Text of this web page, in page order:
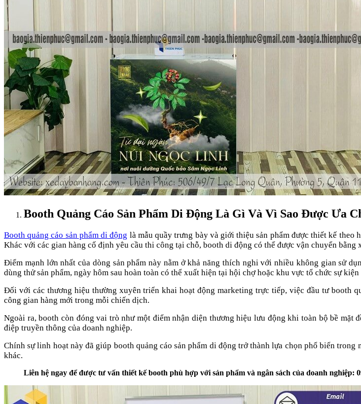
Booth Quảng Cáo Sản Phẩm Di Động Là Gì Và Vì Sao Được Ưa
Booth quảng cáo sản phẩm di động là mẫu quầy trưng bày và giới thiệu sản phẩm được thiết kế theo
Khác với các gian hàng cố định yêu cầu thi công tại chỗ, booth di động có thể được vận chuyển
Điểm mạnh lớn nhất của dòng sản phẩm này nằm ở khả năng thích nghi với nhiều không gian sử
dùng thử sản phẩm, ngày hôm sau hoàn toàn có thể xuất hiện tại hội chợ hoặc khu vực tổ chức sự
Đối với các thương hiệu thường xuyên triển khai hoạt động marketing trực tiếp, việc đầu tư booth
công gian hàng mới trong mỗi chiến dịch.
Ngoài ra, booth còn đóng vai trò như một điểm nhận diện thương hiệu lưu động khi toàn bộ bề mặt
điệp truyền thông của doanh nghiệp.
Chính sự linh hoạt này đã giúp booth quảng cáo sản phẩm di động trở thành lựa chọn phổ biến
khác.
Liên hệ ngay để được tư vấn thiết kế booth phù hợp với sản phẩm và ngân sách của doanh nghiệp: